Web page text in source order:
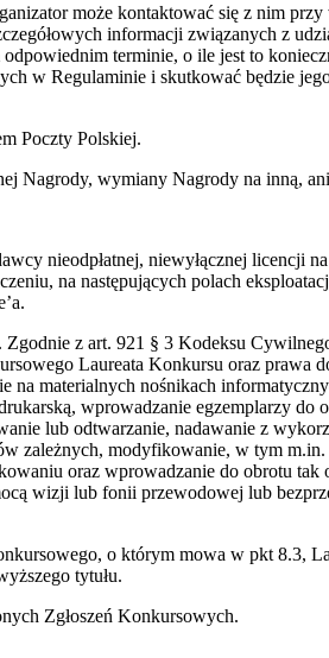
może kontaktować się z nim
informacji związanych z
terminie, o ile jest to
w Regulaminie i skutkować będzie
Poczty Polskiej.
Nagrody, wymiany Nagrody na inną,
nieodpłatnej, niewyłącznej licencji
na następujących polach
z art. 921 § 3 Kodeksu
Laureata Konkursu oraz
na materialnych nośnikach
wprowadzanie egzemplarzy do
lub odtwarzanie, nadawanie z
zależnych, modyfikowanie, w tym
oraz wprowadzanie do obrotu
wizji lub fonii przewodowej lub
o którym mowa w pkt 8.3,
tytułu.
Zgłoszeń Konkursowych.